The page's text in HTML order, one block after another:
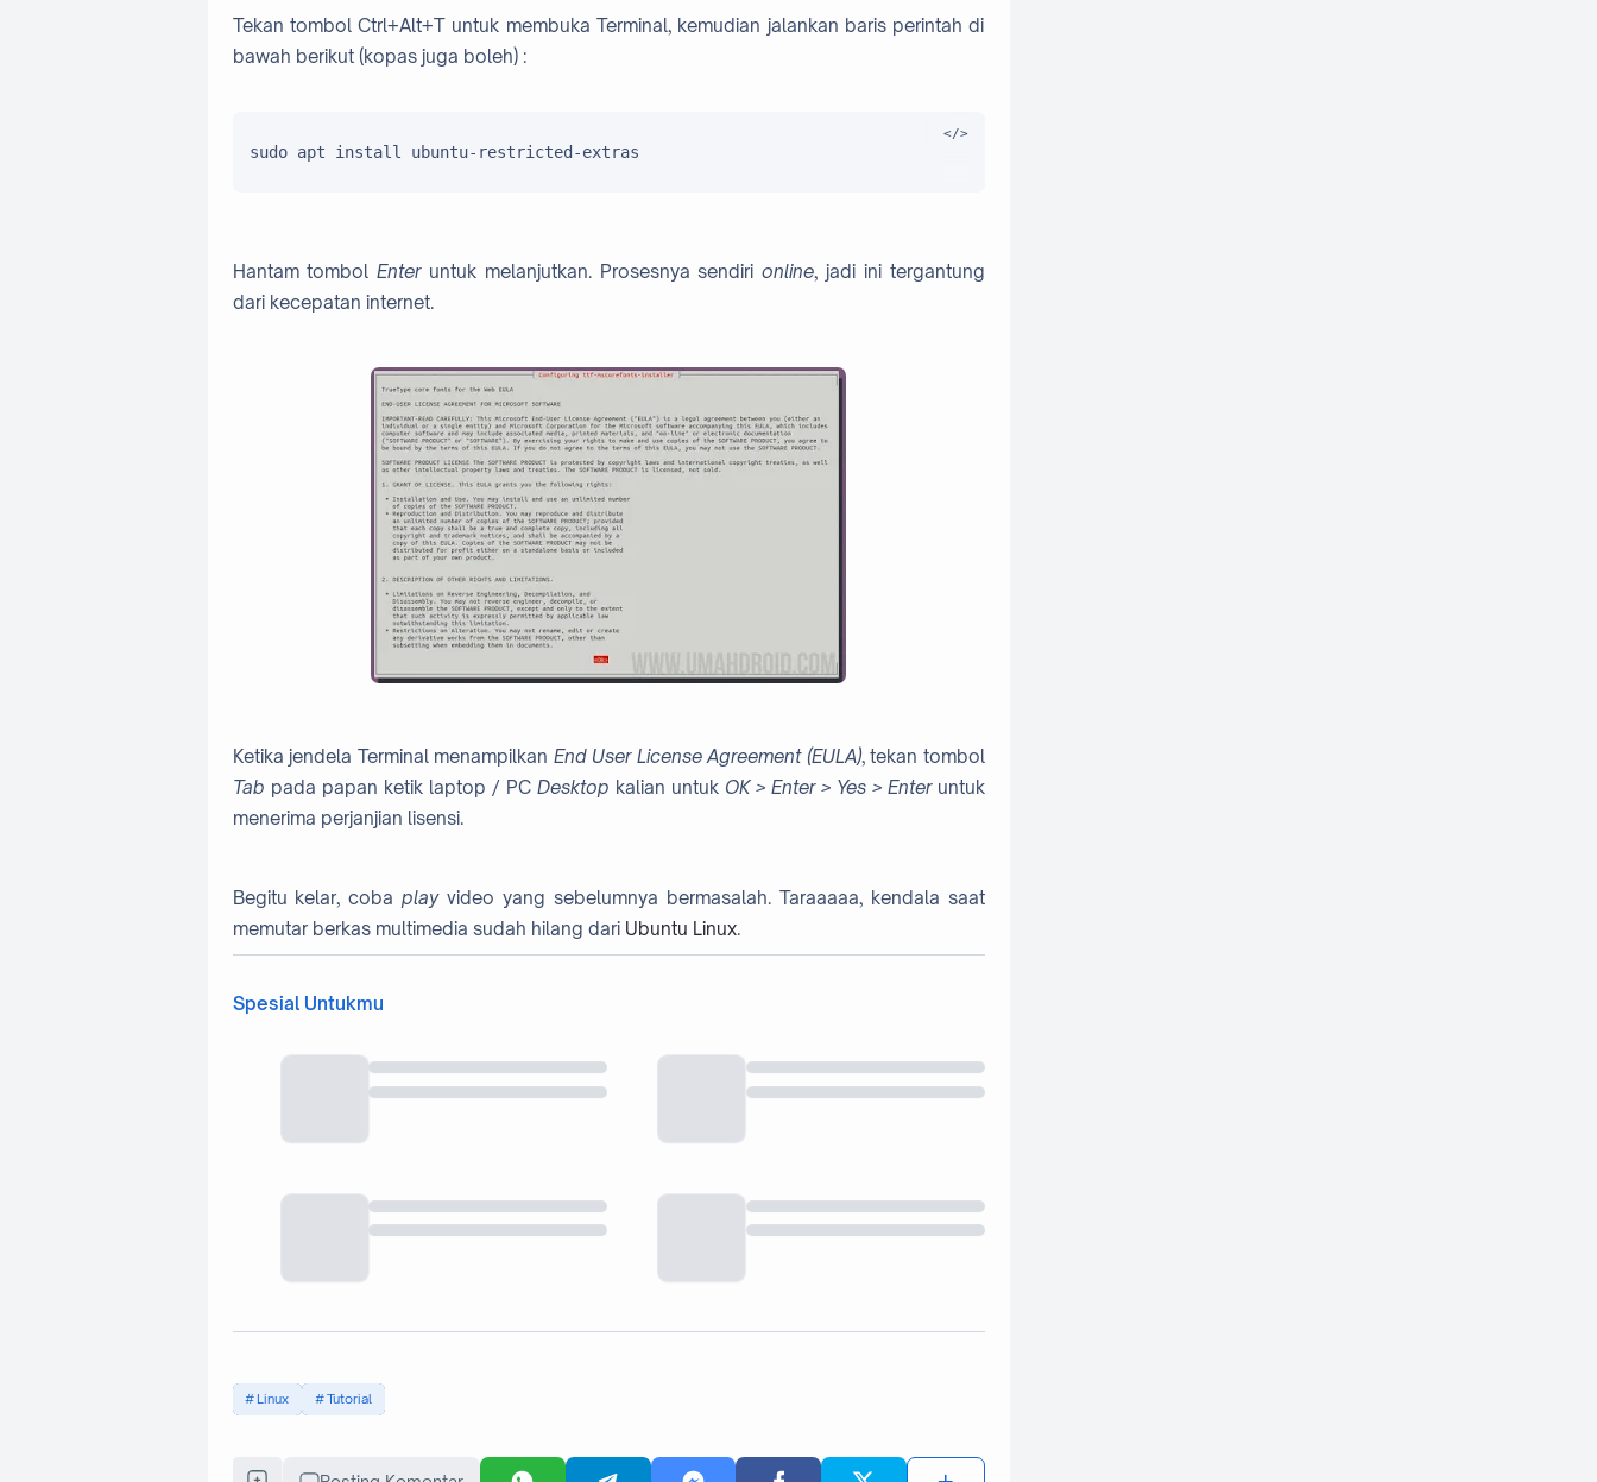
Tekan tombol Ctrl+Alt+T untuk membuka Terminal, kemudian jalankan baris perintah di
bawah berikut (kopas juga boleh) :
sudo apt install ubuntu-restricted-extras
Hantam tombolEnteruntuk melanjutkan. Prosesnya sendirionline, jadi ini tergantung
dari kecepatan internet.
Ketika jendela Terminal menampilkan End User License Agreement (EULA), tekan tombol
Tab pada papan ketik laptop / PC Desktop kalian untuk OK > Enter > Yes > Enteruntuk
menerima perjanjian lisensi.
Begitu kelar, cobaplayvideo yang sebelumnya bermasalah. Taraaaaa, kendala saat
memutar berkas multimedia sudah hilang dari Ubuntu Linux.
Spesial Untukmu
Linux Tutorial